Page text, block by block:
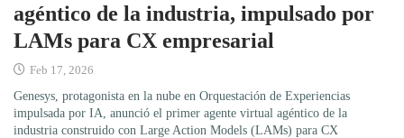
agéntico de la industria, impulsado por
LAMs para CX empresarial
Feb 17, 2026
Genesys, protagonista en la nube en Orquestación de Experiencias
impulsada por IA, anunció el primer agente virtual agéntico de la
industria construido con Large Action Models (LAMs) para CX